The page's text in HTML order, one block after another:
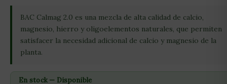
BAC Calmag 2.0 es una mezcla de alta calidad de calcio,
magnesio, hierro y oligoelementos naturales, que permiten
satisfacer la necesidad adicional de calcio y magnesio de la
planta.
En stock — Disponible